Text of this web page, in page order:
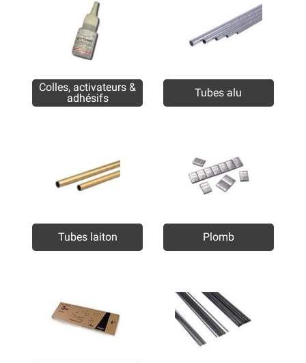
Colles, activateurs &
adhésifs
Tubes alu
Tubes laiton Plomb